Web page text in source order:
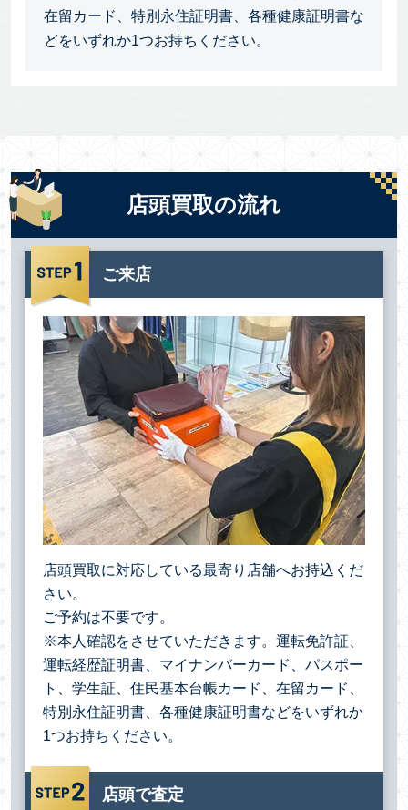
在留カード、特別永住証明書、各種健康証明書な
どをいずれか1つお持ちください。
店頭買取の流れ
ご来店
店頭買取に対応している最寄り店舗へお持込くだ
さい。
ご予約は不要です。
※本人確認をさせていただきます。運転免許証、
運転経歴証明書、マイナンバーカード、パスポー
ト、学生証、住民基本台帳カード、在留カード、
特別永住証明書、各種健康証明書などをいずれか
1つお持ちください。
店頭で査定